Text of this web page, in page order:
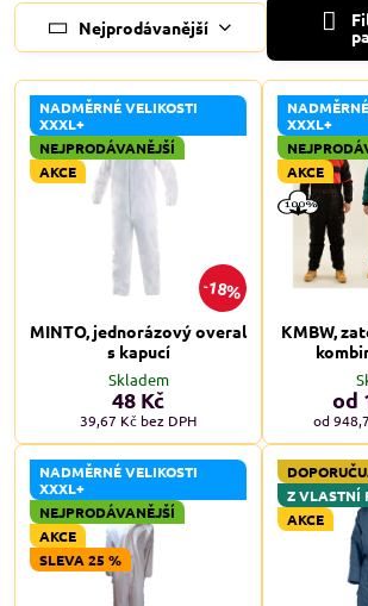
Nejprodávanější
18%
NADMĚRNÉ VELIKOSTI
XXXL+
NEJPRODÁVANĚJŠÍ
AKCE
MINTO, jednorázový overal
s kapucí
Skladem
48 Kč
39,67 Kč bez DPH
XXXL+
AKCE
KMBW,
od
od
NADMĚRNÉ VELIKOSTI
XXXL+
NEJPRODÁVANĚJŠÍ
AKCE
SLEVA 25 %
Z VLASTNÍ
AKCE